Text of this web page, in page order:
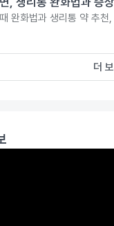
완화법과 생리통 약 추천
더 보